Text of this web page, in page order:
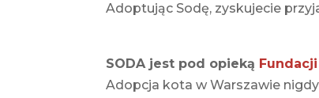
Adoptując Sodę, zyskujecie
SODA jest pod opieką
Adopcja kota w Warszawie